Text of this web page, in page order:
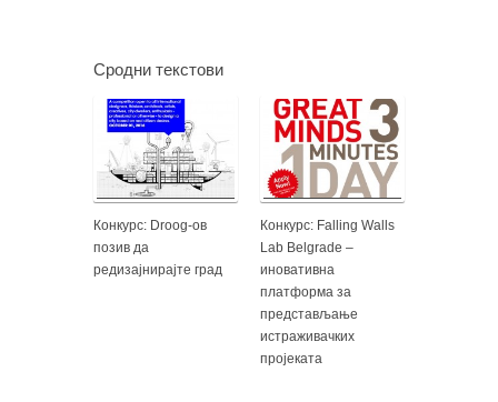
Сродни текстови
Конкурс: Droog-ов
позив да
редизајнирајте град
Конкурс: Falling Walls
Lab Belgrade –
иновативна
платформа за
представљање
истраживачких
пројеката